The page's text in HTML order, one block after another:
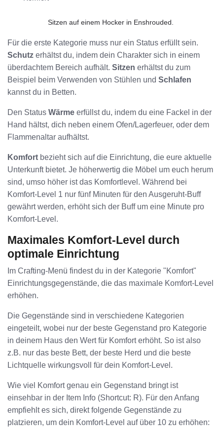
Sitzen auf einem Hocker in Enshrouded.
Für die erste Kategorie muss nur ein Status erfüllt sein.
Schutz erhältst du, indem dein Charakter sich in einem
überdachtem Bereich aufhält. Sitzen erhältst du zum
Beispiel beim Verwenden von Stühlen und Schlafen
kannst du in Betten.
Den Status Wärme erfüllst du, indem du eine Fackel in der
Hand hältst, dich neben einem Ofen/Lagerfeuer, oder dem
Flammenaltar aufhältst.
Komfort bezieht sich auf die Einrichtung, die eure aktuelle
Unterkunft bietet. Je höherwertig die Möbel um euch herum
sind, umso höher ist das Komfortlevel. Während bei
Komfort-Level 1 nur fünf Minuten für den Ausgeruht-Buff
gewährt werden, erhöht sich der Buff um eine Minute pro
Komfort-Level.
Maximales Komfort-Level durch
optimale Einrichtung
Im Crafting-Menü findest du in der Kategorie "Komfort"
Einrichtungsgegenstände, die das maximale Komfort-Level
erhöhen.
Die Gegenstände sind in verschiedene Kategorien
eingeteilt, wobei nur der beste Gegenstand pro Kategorie
in deinem Haus den Wert für Komfort erhöht. So ist also
z.B. nur das beste Bett, der beste Herd und die beste
Lichtquelle wirkungsvoll für dein Komfort-Level.
Wie viel Komfort genau ein Gegenstand bringt ist
einsehbar in der Item Info (Shortcut: R). Für den Anfang
empfiehlt es sich, direkt folgende Gegenstände zu
platzieren, um dein Komfort-Level auf über 10 zu erhöhen: